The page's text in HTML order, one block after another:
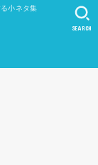
小ネタ集
SEARCH